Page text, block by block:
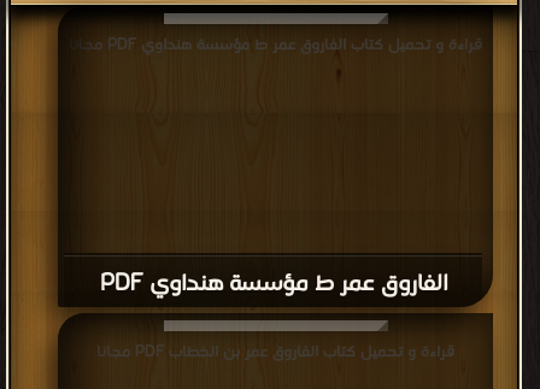
الفاروق عمر ط مؤسسة هنداوي PDF
قراءة و تحميل كتاب الفاروق عمر ط مؤسسة هنداوي PDF مجانا
قراءة و تحميل كتاب الفاروق عمر بن الخطاب PDF مجانا